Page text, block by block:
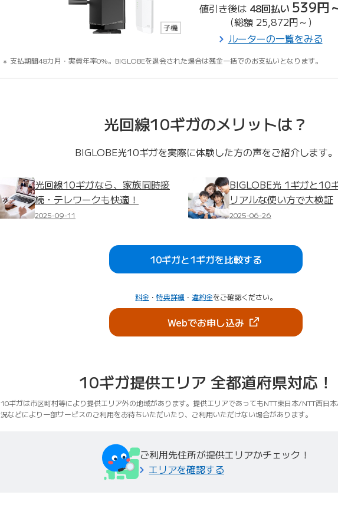
値引き後は 48回払い 539円
（総額 25,872円～）
ルーターの一覧をみる
支払期間48カ月・実質年率0%。BIGLOBEを退会された場合は残金一括でのお支払いとなります。
光回線10ギガのメリットは？
BIGLOBE光10ギガを実際に体験した方の声をご紹介します。
光回線10ギガなら、家族同時接
続・テレワークも快適！
2025-09-11
BIGLOBE光 1ギガと10
リアルな使い方で大検証
2025-06-26
10ギガと1ギガを比較する
料金 ・ 特典詳細 ・ 違約金をご確認ください。
Webでお申し込み（新しいタブで開きま
10ギガ提供エリア 全都道府県対応！
10ギガは市区町村等により提供エリア外の地域があります。提供エリアであってもNTT東日本/NTT西日
況などにより一部サービスのご利用をお待ちいただいたり、ご利用いただけない場合があります。
ご利用先住所が提供エリアかチェック！
エリアを確認する